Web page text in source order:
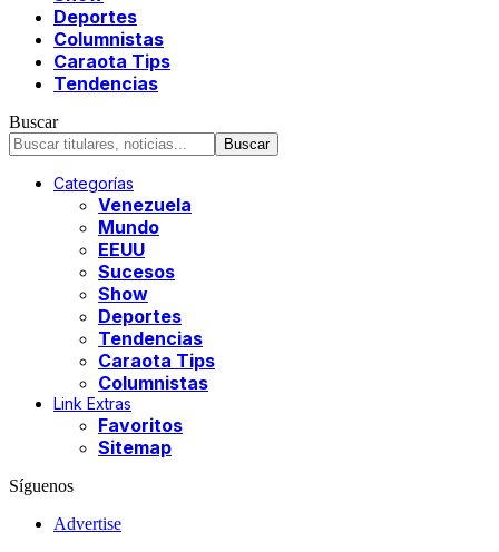
Deportes
Columnistas
Caraota Tips
Tendencias
Buscar
Categorías
Venezuela
Mundo
EEUU
Sucesos
Show
Deportes
Tendencias
Caraota Tips
Columnistas
Link Extras
Favoritos
Sitemap
Síguenos
Advertise